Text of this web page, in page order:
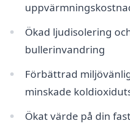
Ökad ljudisolering
bullerinvandring
Förbättrad
minskade
Ökat värde på din